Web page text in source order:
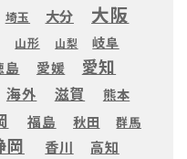
埼玉 大分 大阪
山形 山梨
岐阜
島 愛媛 愛知
海外 滋賀
熊本
福島 秋田 群馬
岡 香川 高知